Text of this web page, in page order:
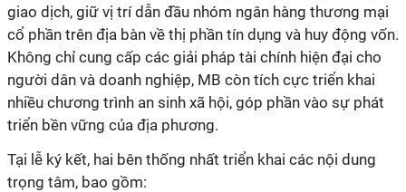
giao dịch, giữ vị trí dẫn đầu nhóm ngân hàng thương mại
cổ phần trên địa bàn về thị phần tín dụng và huy động vốn.
Không chỉ cung cấp các giải pháp tài chính hiện đại cho
người dân và doanh nghiệp, MB còn tích cực triển khai
nhiều chương trình an sinh xã hội, góp phần vào sự phát
triển bền vững của địa phương.
Tại lễ ký kết, hai bên thống nhất triển khai các nội dung
trọng tâm, bao gồm: